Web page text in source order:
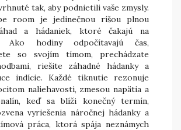
tak, aby podnietili vaše zmysly.
room je jedinečnou ríšou plnou
a hádaniek, ktoré čakajú na
Ako hodiny odpočítavajú čas,
so svojím tímom, prechádzate
riešite záhadné hádanky a
indície. Každé tiknutie rezonuje
naliehavosti, zmesou napätia a
keď sa blíži konečný termín,
vyriešenia náročnej hádanky a
práca, ktorá spája neznámych